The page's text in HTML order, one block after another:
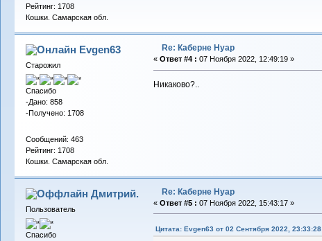
Рейтинг: 1708
Кошки. Самарская обл.
Evgen63
Старожил
Спасибо
-Дано: 858
-Получено: 1708
Сообщений: 463
Рейтинг: 1708
Кошки. Самарская обл.
Re: Каберне Нуар
« Ответ #4 : 07 Ноября 2022, 12:49:19 »
Никаково?..
Дмитрий.
Пользователь
Спасибо
Re: Каберне Нуар
« Ответ #5 : 07 Ноября 2022, 15:43:17 »
Цитата: Evgen63 от 02 Сентября 2022, 23:33:28